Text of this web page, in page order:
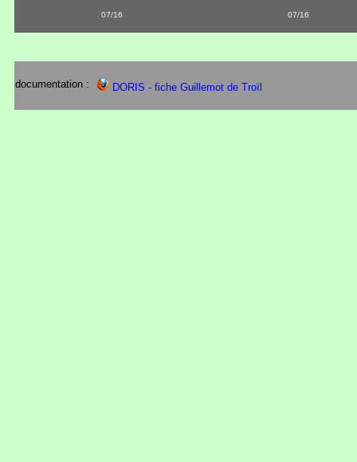
07/16 07/16
documentation : DORIS - fiche Guillemot de Troïl